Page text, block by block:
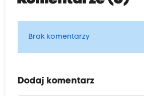
Brak komentarzy
Dodaj komentarz